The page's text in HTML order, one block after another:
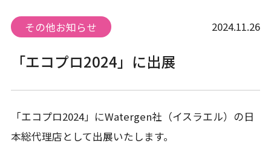
その他お知らせ 2024.11.26
「エコプロ2024」に出展
「エコプロ2024」にWatergen社（イスラエル）の⽇
本総代理店として出展いたします。